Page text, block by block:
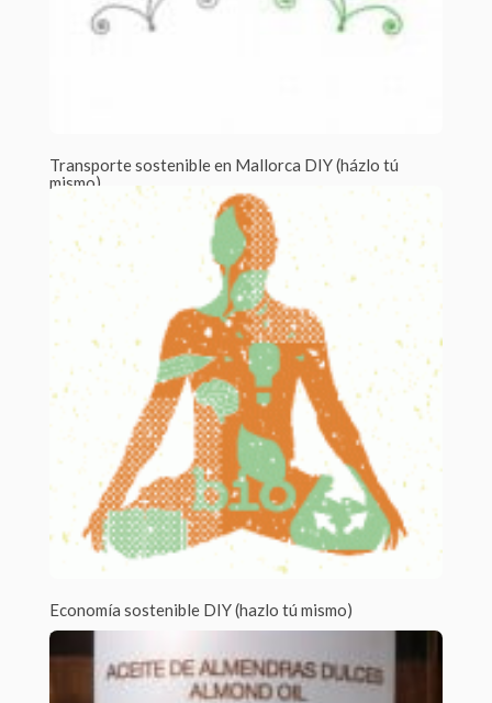
Transporte sostenible en Mallorca DIY (házlo tú
mismo)
Por Laia Pesas /
0 Comments
¿Cuántas veces has tenido que coger el coche esta semana?
Muchas veces no escogemos...
Economía sostenible DIY (hazlo tú mismo)
Por Laia Pesas /
¿Cuántas veces has escuchado hoy la palabra crisis? Vivimos
sin duda momentos críticos. Pero...